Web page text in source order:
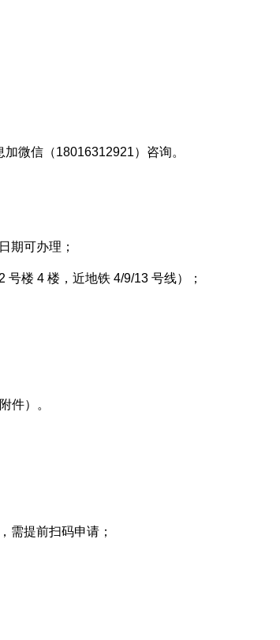
微信（18016312921）咨询。
期可办理；
号楼 4 楼，近地铁 4/9/13 号线）；
件）。
需提前扫码申请；